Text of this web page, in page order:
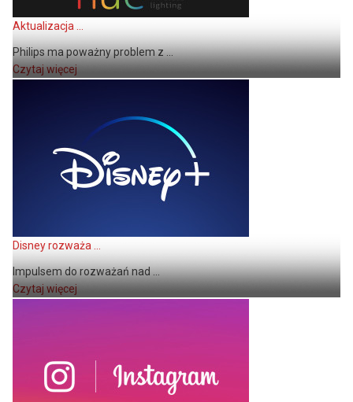
Aktualizacja ...
Philips ma poważny problem z ...
Czytaj więcej
Disney rozważa ...
Impulsem do rozważań nad ...
Czytaj więcej